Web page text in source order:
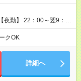
夜勤】 22：00～翌9：
上記の時間
務となります）
クOK
詳細へ